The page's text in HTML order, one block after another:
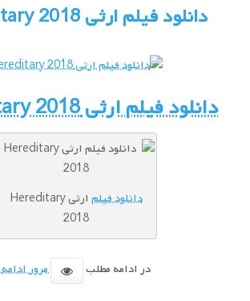
دانلود فیلم ارثی Hereditary 2018
دانلود فیلم ارثی Hereditary 2018
دانلود فیلم
ارثی Hereditary
2018
در ادامه مطلب مرور ادامه